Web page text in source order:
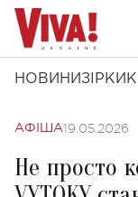
НОВИНИ ЗІРКИ
АФІША19.05.2026
Не просто